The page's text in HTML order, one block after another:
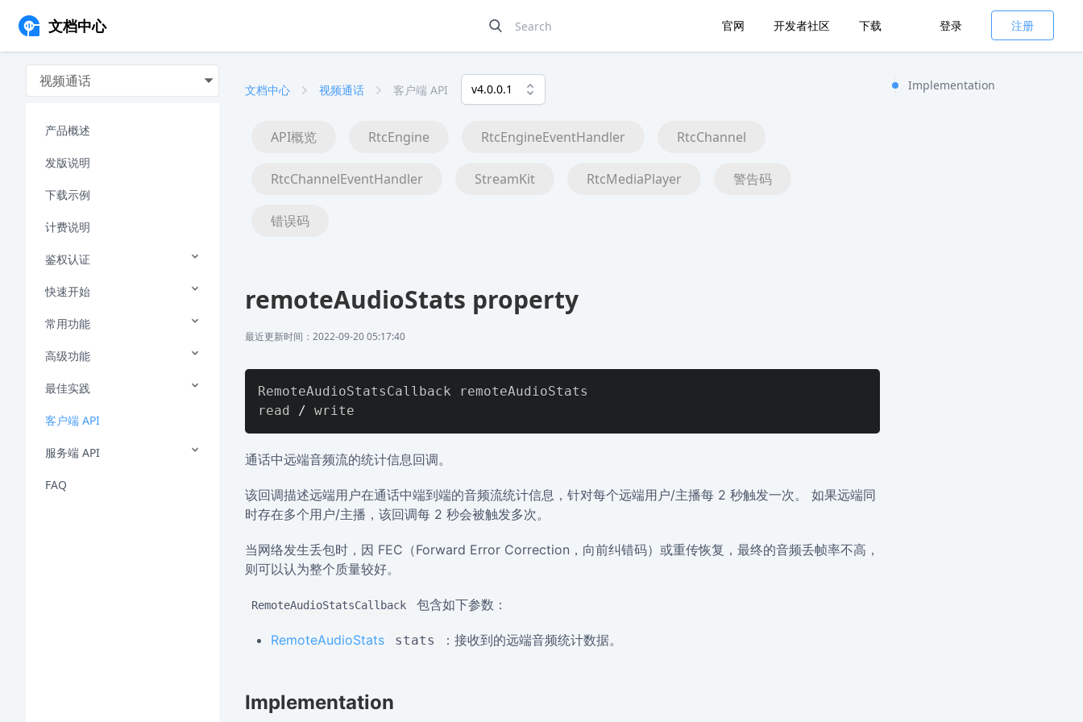
文档中心 官网 开发者社区 下载 登录 注册
视频通话
产品概述
发版说明
下载示例
计费说明
鉴权认证
快速开始
常用功能
高级功能
最佳实践
客户端 API
服务端 API
FAQ
文档中心 视频通话 客户端 API v4.0.0.1
API概览 RtcEngine RtcEngineEventHandler RtcChannel
RtcChannelEventHandler StreamKit RtcMediaPlayer 警告码
错误码
remoteAudioStats property
最近更新时间：2022-09-20 05:17:40
Implementation
RemoteAudioStatsCallback remoteAudioStats
read /
通话中远端音频流的统计信息回调。
该回调描述远端用户在通话中端到端的音频流统计信息，针对每个远端用户/主播每 2 秒触发一次。 如果远端同
时存在多个用户/主播，该回调每 2 秒会被触发多次。
当网络发生丢包时，因 FEC（Forward Error Correction，向前纠错码）或重传恢复，最终的音频丢帧率不高，
则可以认为整个质量较好。
RemoteAudioStatsCallback 包含如下参数：
RemoteAudioStats stats ：接收到的远端音频统计数据。
Implementation